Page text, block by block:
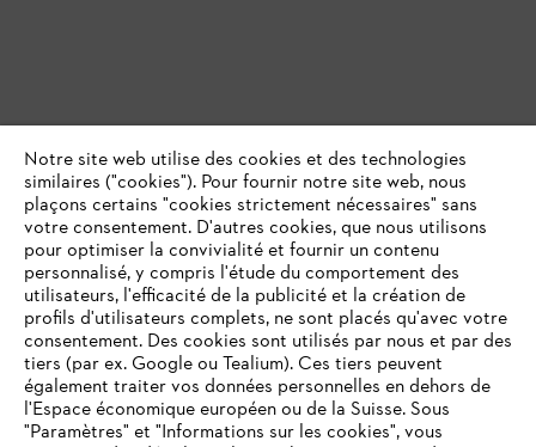
Notre site web utilise des cookies et des technologies
similaires ("cookies"). Pour fournir notre site web, nous
plaçons certains "cookies strictement nécessaires" sans
votre consentement. D'autres cookies, que nous utilisons
pour optimiser la convivialité et fournir un contenu
personnalisé, y compris l'étude du comportement des
utilisateurs, l'efficacité de la publicité et la création de
profils d'utilisateurs complets, ne sont placés qu'avec votre
consentement. Des cookies sont utilisés par nous et par des
tiers (par ex. Google ou Tealium). Ces tiers peuvent
également traiter vos données personnelles en dehors de
l'Espace économique européen ou de la Suisse. Sous
"Paramètres" et "Informations sur les cookies", vous